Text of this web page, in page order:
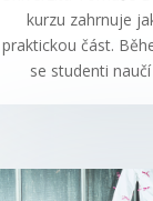
kurzu zahrnuje
praktickou část.
se studenti